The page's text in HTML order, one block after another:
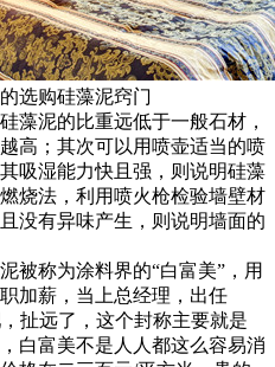
选购硅藻泥窍门
藻泥的比重远低于一般石材，
高；其次可以用喷壶适当的喷
吸湿能力快且强，则说明硅藻
烧法，利用喷火枪检验墙壁材
没有异味产生，则说明墙面的
被称为涂料界的“白富美”，用
加薪，当上总经理，出任
扯远了，这个封称主要就是
白富美不是人人都这么容易消